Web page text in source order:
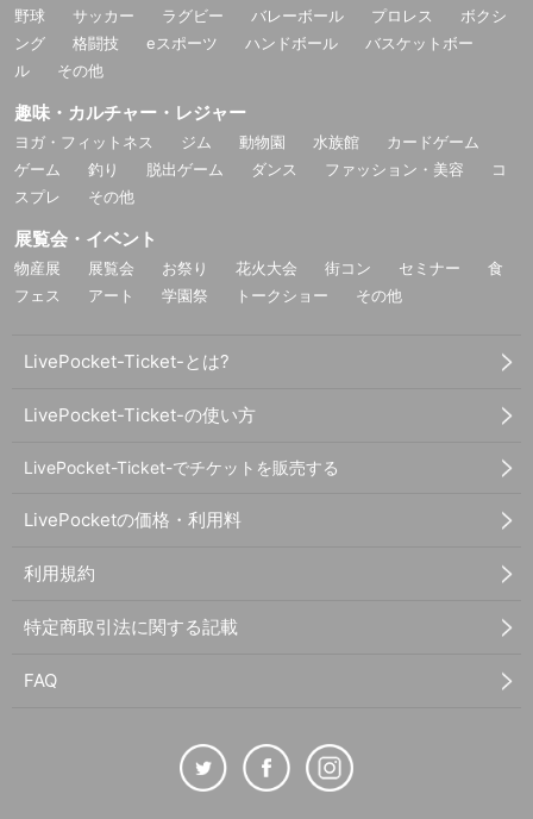
野球 サッカー ラグビー バレーボール プロレス
ボクシ
ング
格闘技 eスポーツ ハンドボール
バスケットボー
ル
その他
趣味・カルチャー・レジャー
ヨガ・フィットネス ジム 動物園 水族館
カードゲーム
ゲーム
釣り 脱出ゲーム ダンス ファッション・美容
コ
スプレ
その他
展覧会・イベント
物産展 展覧会 お祭り 花火大会 街コン セミナー
食
フェス
アート 学園祭 トークショー その他
LivePocket-Ticket-とは?
LivePocket-Ticket-の使い方
LivePocket-Ticket-でチケットを販売する
LivePocketの価格・利用料
利用規約
特定商取引法に関する記載
FAQ